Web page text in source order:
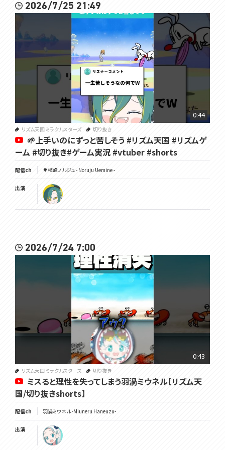
2026/7/25 21:49
0:44
リズム天国 ミラクルスターズ 切り抜き
🌱上手いのにずっと苦しそう #リズム天国 #リズムゲ
ーム #切り抜き#ゲーム実況 #vtuber #shorts
配信ch 🌳植峰ノルジュ - Noruju Uemine -
出演
2026/7/24 7:00
0:43
リズム天国 ミラクルスターズ 切り抜き
ミスると理性を失ってしまう羽渦ミウネル【リズム天
国/切り抜きshorts】
配信ch 羽渦ミウネル -Miuneru Haneuzu-
出演